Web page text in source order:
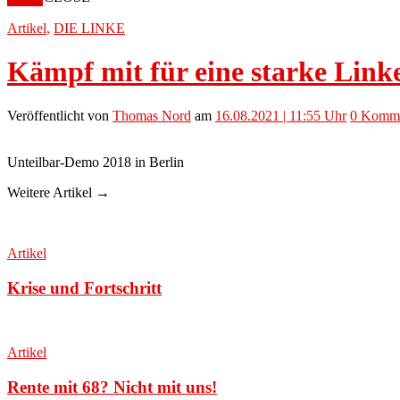
Artikel, DIE LINKE
Kämpf mit für eine starke
Veröffentlicht von Thomas Nord am 16.08.2021 | 11:55 Uhr 0
Unteilbar-Demo 2018 in Berlin
Weitere Artikel →
Artikel
Krise und Fortschritt
Artikel
Rente mit 68? Nicht mit uns!